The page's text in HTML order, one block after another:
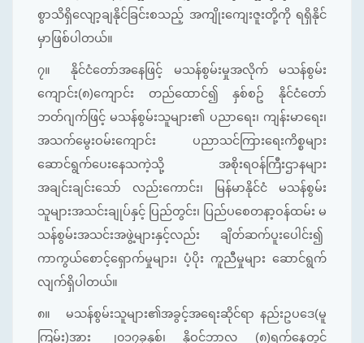
စွာသိရှိလျော့ချနိုင်ခြင်းစသည့် အကျိုးကျေးဇူးတို့ကို ရရှိနိုင်
မှာဖြစ်ပါတယ်။
၇။
နိုင်ငံတော်အနေဖြင့် မသန်စွမ်းမှုအလိုက် မသန်စွမ်း
ကျောင်း(၈)ကျောင်း တည်ထောင်၍ နှစ်စဥ် နိုင်ငံတော်
ဘတ်ဂျက်ဖြင့် မသန်စွမ်းသူများ၏ ပညာရေး၊ ကျန်းမာရေး၊
အသက်မွေးဝမ်းကျောင်း ပညာသင်ကြားရေးကိစ္စများ
ဆောင်ရွက်ပေးနေသကဲ့သို့ အစိုးရဝန်ကြီးဌာနများ
အချင်းချင်းသော် လည်းကောင်း၊ မြန်မာနိုင်ငံ မသန်စွမ်း
သူများအသင်းချုပ်နှင့် ပြည်တွင်း၊ ပြည်ပစေတနာ့ဝန်ထမ်း မ
သန်စွမ်းအသင်းအဖွဲ့များနှင့်လည်း ချိတ်ဆက်ပူးပေါင်း၍
ကာကွယ်စောင့်ရှောက်မှုများ၊ ပံ့ပိုး ကူညီမှုများ ဆောင်ရွက်
လျက်ရှိပါတယ်။
၈။
မသန်စွမ်းသူများ၏အခွင့်အရေးဆိုင်ရာ နည်းဥပဒေ(မူ
ကြမ်း)အား ၂၀၁၇ခုနှစ်၊ နိုဝင်ဘာလ (၈)ရက်နေ့တွင်